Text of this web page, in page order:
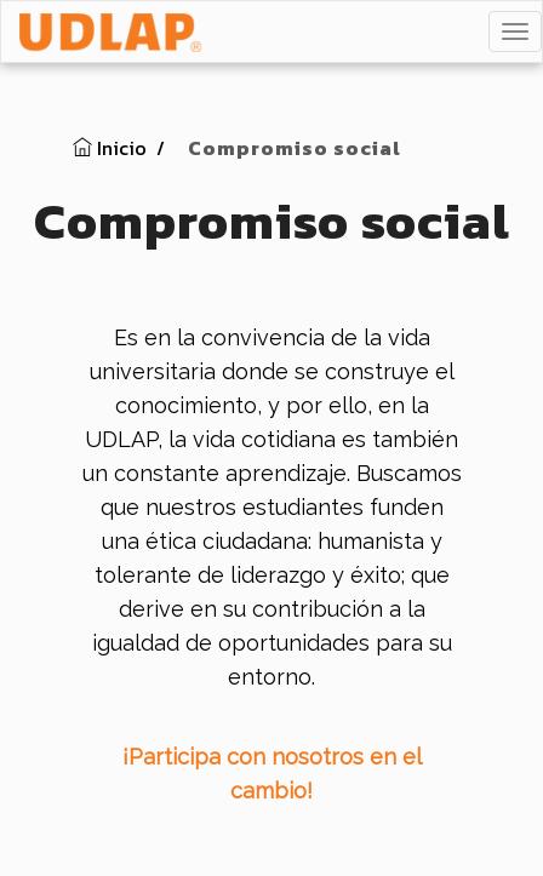
Inicio Compromiso social
Compromiso social
Es en la convivencia de la vida
universitaria donde se construye el
conocimiento, y por ello, en la
UDLAP, la vida cotidiana es también
un constante aprendizaje. Buscamos
que nuestros estudiantes funden
una ética ciudadana: humanista y
tolerante de liderazgo y éxito; que
derive en su contribución a la
igualdad de oportunidades para su
entorno.
¡Participa con nosotros en el
cambio!